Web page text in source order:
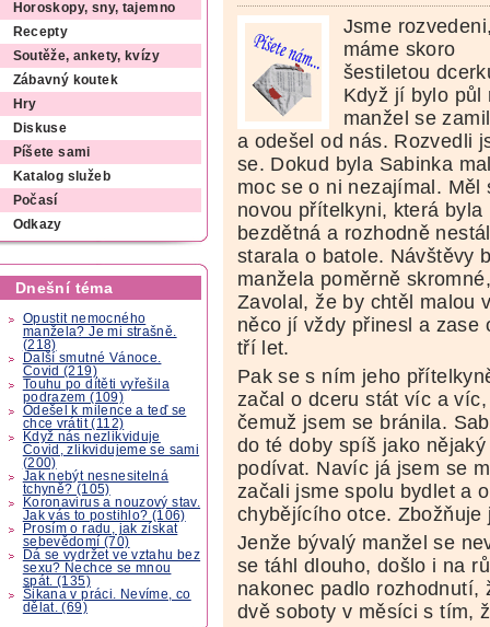
Horoskopy, sny, tajemno
Recepty
Soutěže, ankety, kvízy
Zábavný koutek
Hry
Diskuse
Píšete sami
Katalog služeb
Počasí
Odkazy
Dnešní téma
Opustit nemocného
manžela? Je mi strašně.
(218)
Další smutné Vánoce.
Covid (219)
Touhu po dítěti vyřešila
podrazem (109)
Odešel k milence a teď se
chce vrátit (112)
Když nás nezlikviduje
Covid, zlikvidujeme se sami
(200)
Jak nebýt nesnesitelná
tchyně? (105)
Koronavirus a nouzový stav.
Jak vás to postihlo? (106)
Prosím o radu, jak získat
sebevědomí (70)
Dá se vydržet ve vztahu bez
sexu? Nechce se mnou
spát. (135)
Šikana v práci. Nevíme, co
dělat. (69)
Jsme
máme skoro
šestiletou
Když jí bylo půl
manžel se
a odešel od nás. Rozvedli
se. Dokud byla Sabinka
moc se o ni nezajímal. Měl
novou přítelkyni, která byla
bezdětná a rozhodně
starala o batole. Návštěvy
manžela poměrně
Zavolal, že by chtěl malou
něco jí vždy přinesl a zase
tří let.
Pak se s ním jeho
začal o dceru stát víc a
čemuž jsem se bránila.
do té doby spíš jako
podívat. Navíc já jsem se
začali jsme spolu bydlet a
chybějícího otce. Zbožňuje
Jenže bývalý manžel se
se táhl dlouho, došlo i na
nakonec padlo rozhodnutí,
dvě soboty v měsíci s tím,